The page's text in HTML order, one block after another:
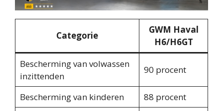
Categorie
GWM Haval
H6/H6GT
Bescherming van volwassen
inzittenden
90 procent
Bescherming van kinderen
88 procent